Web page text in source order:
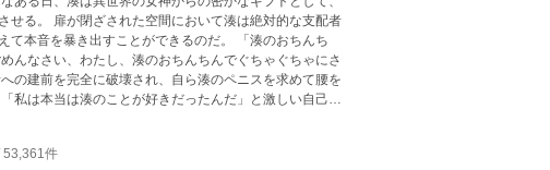
的な支配者
き出すことができるのだ。 「湊のおちんち
53,361件